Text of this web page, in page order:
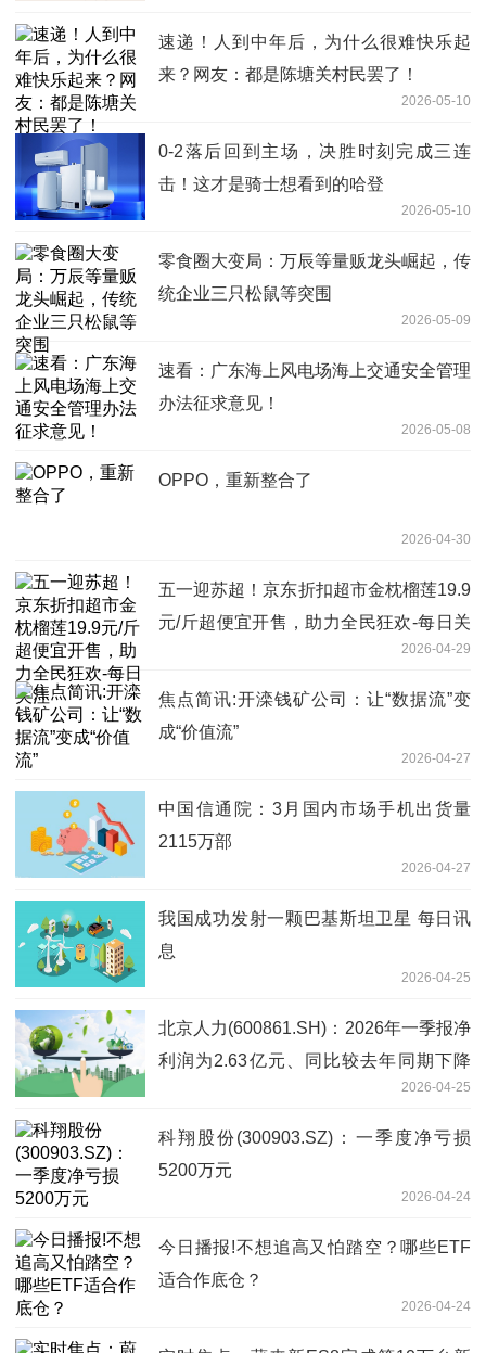
速递！人到中年后，为什么很难快乐起
来？网友：都是陈塘关村民罢了！
2026-05-10
0-2落后回到主场，决胜时刻完成三连
击！这才是骑士想看到的哈登
2026-05-10
零食圈大变局：万辰等量贩龙头崛起，传
统企业三只松鼠等突围
2026-05-09
速看：广东海上风电场海上交通安全管理
办法征求意见！
2026-05-08
OPPO，重新整合了
2026-04-30
五一迎苏超！京东折扣超市金枕榴莲19.9
元/斤超便宜开售，助力全民狂欢-每日关
2026-04-29
焦点简讯:开滦钱矿公司：让“数据流”变
成“价值流”
2026-04-27
中国信通院：3月国内市场手机出货量
2115万部
2026-04-27
我国成功发射一颗巴基斯坦卫星 每日讯
息
2026-04-25
北京人力(600861.SH)：2026年一季报净
利润为2.63亿元、同比较去年同期下降
2026-04-25
科翔股份(300903.SZ)：一季度净亏损
5200万元
2026-04-24
今日播报!不想追高又怕踏空？哪些ETF
适合作底仓？
2026-04-24